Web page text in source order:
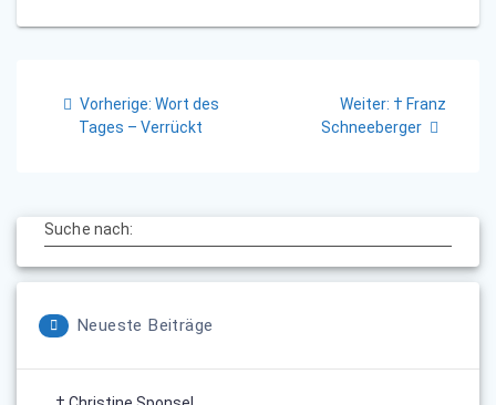
Vorherige: Vorheriger
Beitrag:
Wort des
Tages – Verrückt
Weiter: Nächster
Beitrag:
† Franz
Schneeberger
Suche nach:
Neueste Beiträge